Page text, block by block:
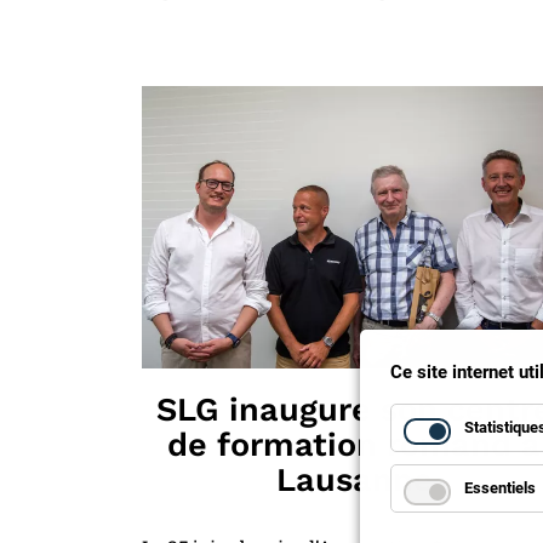
SLG inaugure son
de formation romand à
Lausanne
Ce site internet
Essentiels